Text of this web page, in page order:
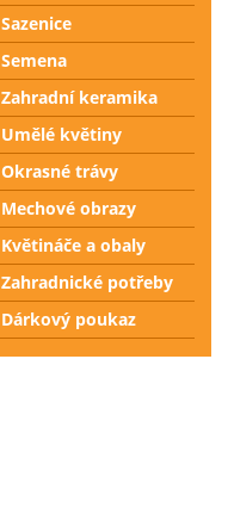
Sazenice
Semena
Zahradní keramika
Umělé květiny
Okrasné trávy
Mechové obrazy
Květináče a obaly
Zahradnické potřeby
Dárkový poukaz